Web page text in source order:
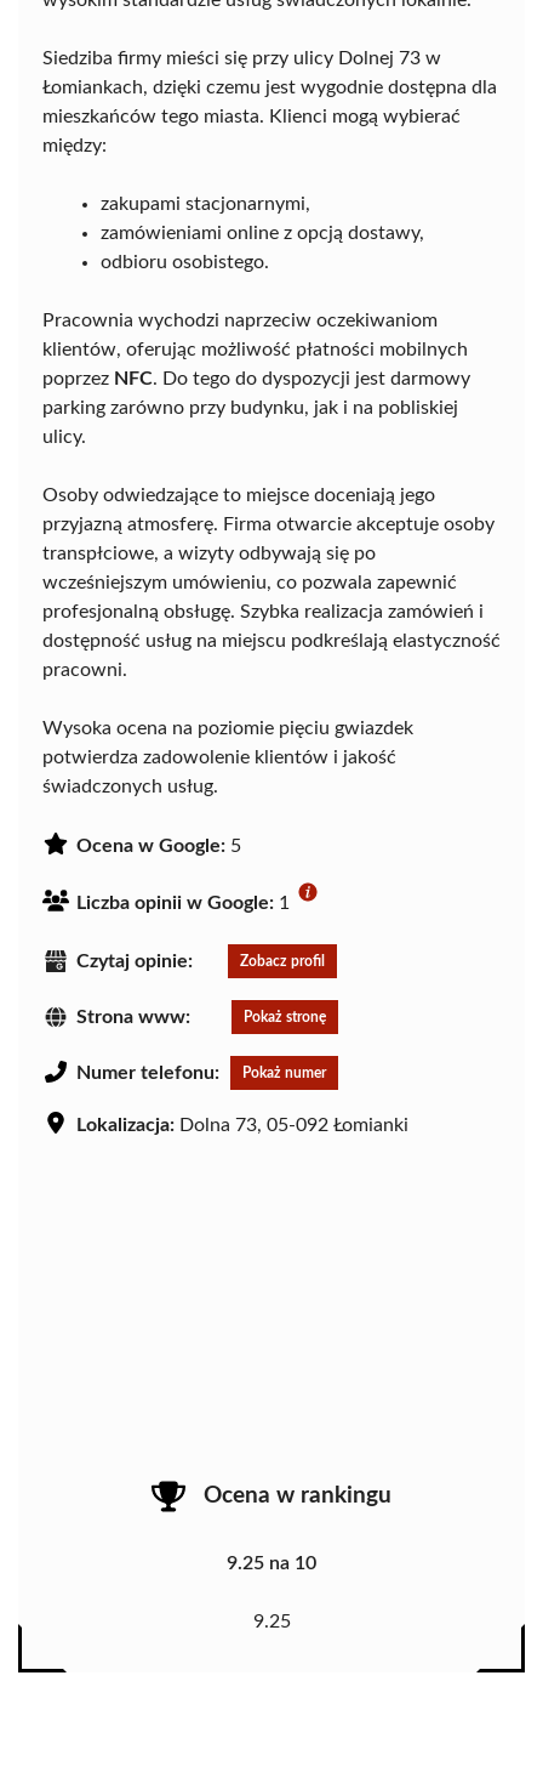
Siedziba firmy mieści się przy ulicy Dolnej 73 w
Łomiankach, dzięki czemu jest wygodnie dostępna dla
mieszkańców tego miasta. Klienci mogą wybierać
między:
zakupami stacjonarnymi,
zamówieniami online z opcją dostawy,
odbioru osobistego.
Pracownia wychodzi naprzeciw oczekiwaniom
klientów, oferując możliwość płatności mobilnych
poprzez NFC. Do tego do dyspozycji jest darmowy
parking zarówno przy budynku, jak i na pobliskiej
ulicy.
Osoby odwiedzające to miejsce doceniają jego
przyjazną atmosferę. Firma otwarcie akceptuje osoby
transpłciowe, a wizyty odbywają się po
wcześniejszym umówieniu, co pozwala zapewnić
profesjonalną obsługę. Szybka realizacja zamówień i
dostępność usług na miejscu podkreślają elastyczność
pracowni.
Wysoka ocena na poziomie pięciu gwiazdek
potwierdza zadowolenie klientów i jakość
świadczonych usług.
Ocena w Google: 5
Liczba opinii w Google: 1
Czytaj opinie: Zobacz profil
Strona www: Pokaż stronę
Numer telefonu: Pokaż numer
Lokalizacja: Dolna 73, 05-092 Łomianki
Ocena w rankingu
9.25 na 10
9.25